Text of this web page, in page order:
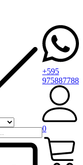
+595
975887788
0